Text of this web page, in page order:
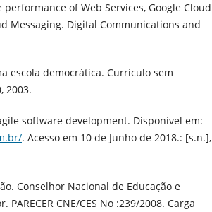
performance of Web Services, Google Cloud
Messaging. Digital Communications and
escola democrática. Currículo sem
2003.
software development. Disponível em:
. Acesso em 10 de Junho de 2018.: [s.n.],
Conselhor Nacional de Educação e
CNE/CES No :239/2008. Carga